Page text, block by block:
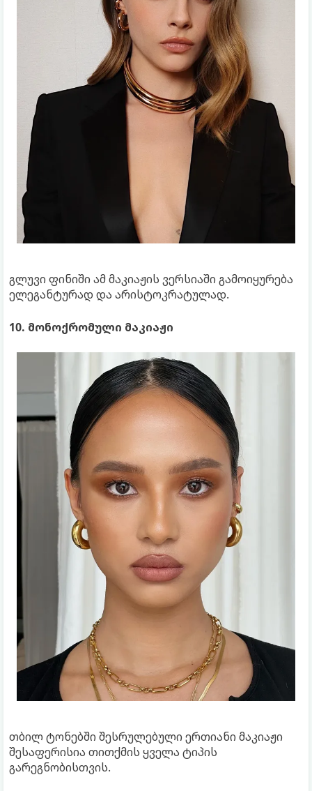
გლუვი ფინიში ამ მაკიაჟის ვერსიაში გამოიყურება
ელეგანტურად და არისტოკრატულად.
10. მონოქრომული მაკიაჟი
თბილ ტონებში შესრულებული ერთიანი მაკიაჟი
შესაფერისია თითქმის ყველა ტიპის
გარეგნობისთვის.